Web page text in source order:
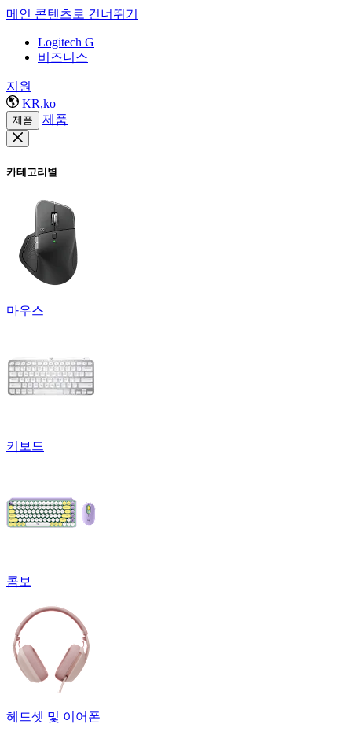
메인 콘텐츠로 건너뛰기
Logitech G
비즈니스
지원
KR,ko
제품 제품
카테고리별
마우스
키보드
콤보
헤드셋 및 이어폰